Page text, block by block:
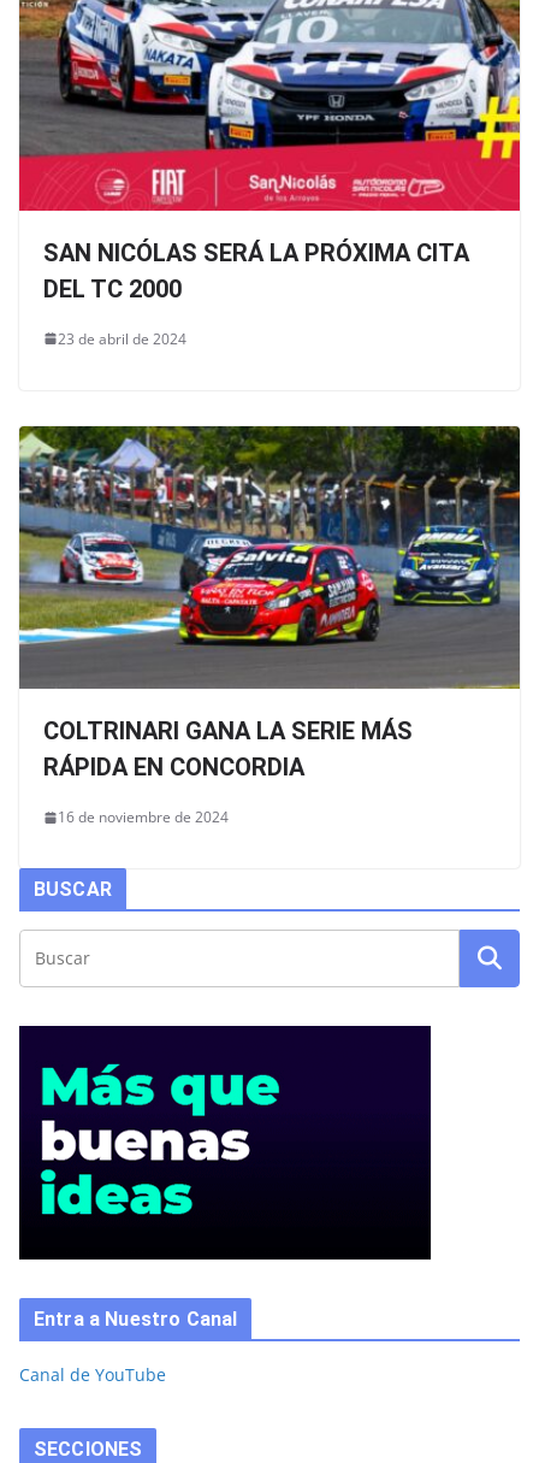
SAN NICÓLAS SERÁ LA PRÓXIMA CITA
DEL TC 2000
23 de abril de 2024
COLTRINARI GANA LA SERIE MÁS
RÁPIDA EN CONCORDIA
16 de noviembre de 2024
BUSCAR
Entra a Nuestro Canal
Canal de YouTube
SECCIONES